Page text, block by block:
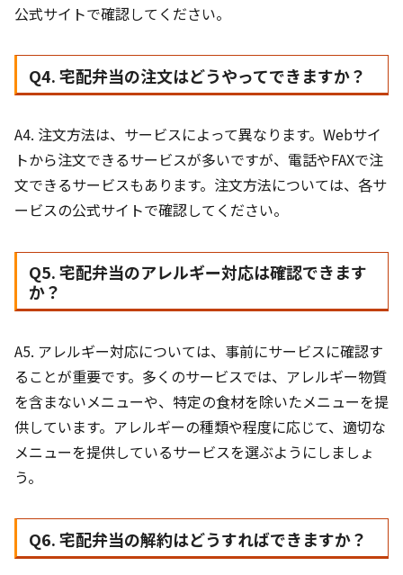
公式サイトで確認してください。
Q4. 宅配弁当の注文はどうやってできますか？
A4. 注文方法は、サービスによって異なります。Webサイ
トから注文できるサービスが多いですが、電話やFAXで注
文できるサービスもあります。注文方法については、各サ
ービスの公式サイトで確認してください。
Q5. 宅配弁当のアレルギー対応は確認できます
か？
A5. アレルギー対応については、事前にサービスに確認す
ることが重要です。多くのサービスでは、アレルギー物質
を含まないメニューや、特定の食材を除いたメニューを提
供しています。アレルギーの種類や程度に応じて、適切な
メニューを提供しているサービスを選ぶようにしましょ
う。
Q6. 宅配弁当の解約はどうすればできますか？